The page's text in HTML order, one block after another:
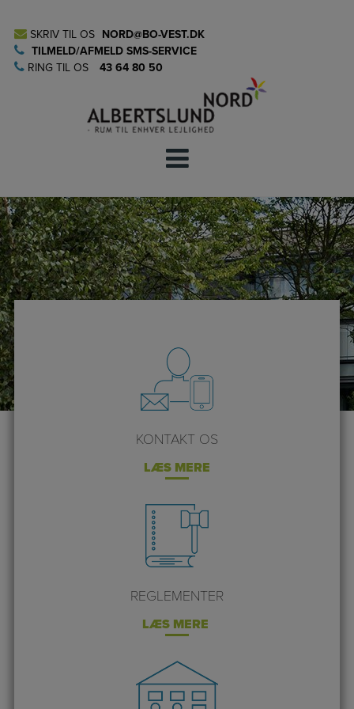
indholdet
SKRIV TIL OS NORD@BO-VEST.DK
TILMELD/AFMELD SMS-SERVICE
RING TIL OS
43 64 80 50
KONTAKT OS
LÆS MERE
REGLEMENTER
LÆS MERE